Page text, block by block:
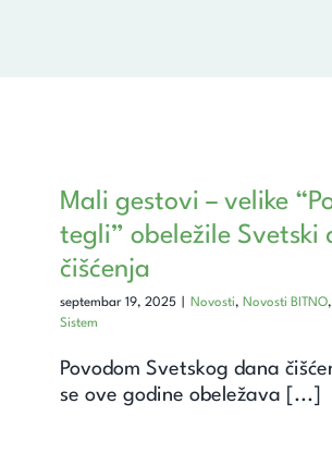
Mali gestovi – velike
tegli” obeležile Svetski
čišćenja
septembar 19, 2025 Novosti, Novosti BITNO,
Sistem
Povodom Svetskog dana
se ove godine obeležava [...]